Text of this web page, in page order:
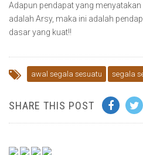
Adapun pendapat yang
adalah Arsy, maka ini adalah
dasar yang kuat!!
awal segala sesuatu segala
SHARE THIS POST